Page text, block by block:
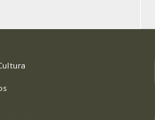
página